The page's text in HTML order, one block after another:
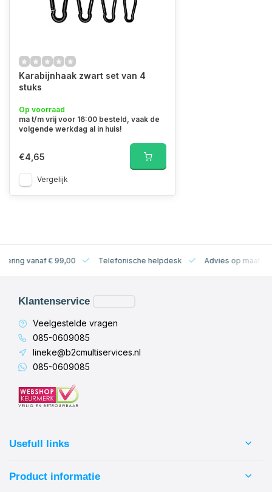
Karabijnhaak zwart set van 4
stuks
Op voorraad
ma t/m vrij voor 16:00 besteld, vaak de
volgende werkdag al in huis!
€4,65
Vergelijk
vanaf € 99,00 Telefonische helpdesk Advies op maat
Klantenservice
Veelgestelde vragen
085-0609085
lineke@b2cmultiservices.nl
085-0609085
Usefull links
Product informatie